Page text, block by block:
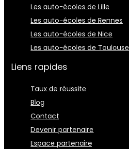
Les auto-écoles de Lille
Les auto-écoles de Rennes
Les auto-écoles de Nice
Les auto-écoles de Toulouse
Liens rapides
Taux de réussite
Blog
Contact
Devenir partenaire
Espace partenaire